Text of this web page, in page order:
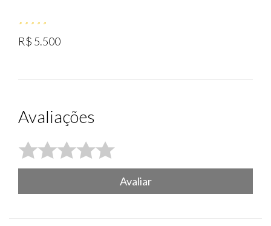
R$ 5.500
Avaliações
Avaliar